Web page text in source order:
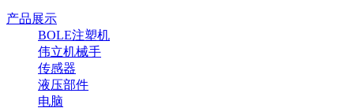
产品展示
BOLE注塑机
伟立机械手
传感器
液压部件
电脑